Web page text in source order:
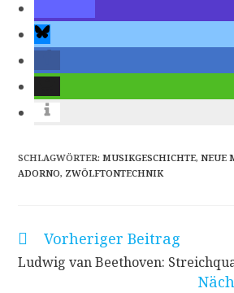
SCHLAGWÖRTER:MUSIKGESCHICHTE, NEUE
ADORNO, ZWÖLFTONTECHNIK
Weitere
Artikel
ansehen
Vorheriger Beitrag
Ludwig van Beethoven: